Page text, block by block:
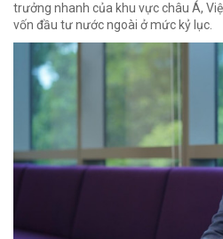
trưởng nhanh của khu vực châu Á,
vốn đầu tư nước ngoài ở mức kỷ lục.